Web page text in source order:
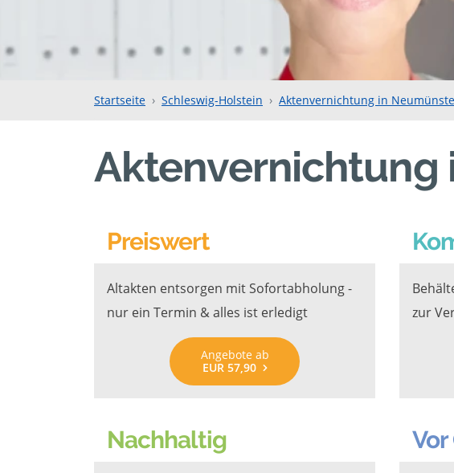
Startseite Schleswig-Holstein Aktenvernichtung in
Aktenvernichtung
Preiswert
Altakten entsorgen mit Sofortabholung -
nur ein Termin & alles ist erledigt
Angebote ab
EUR 57,90
zur
Nachhaltig